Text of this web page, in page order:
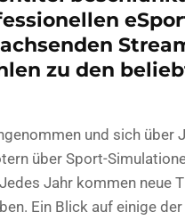
zu den
und sich über
über Sport-
Jahr kommen neue
Ein Blick auf einige